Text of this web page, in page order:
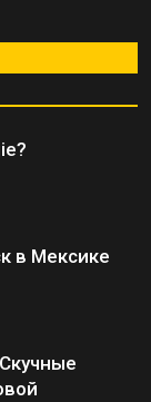
в Мексике